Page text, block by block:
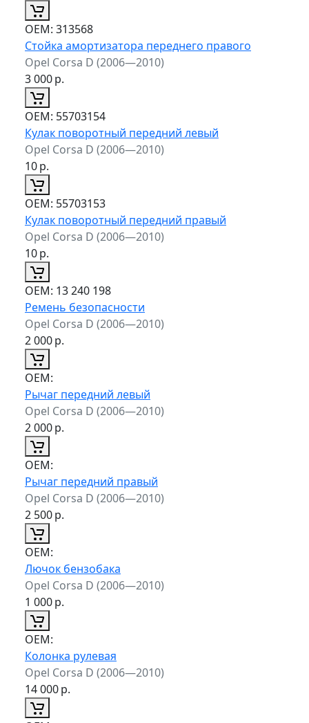
ОЕМ: 313568
Стойка амортизатора переднего правого
Opel Corsa D (2006—2010)
3 000р.
ОЕМ: 55703154
Кулак поворотный передний левый
Opel Corsa D (2006—2010)
10р.
ОЕМ: 55703153
Кулак поворотный передний правый
Opel Corsa D (2006—2010)
10р.
ОЕМ: 13 240 198
Ремень безопасности
Opel Corsa D (2006—2010)
2 000р.
ОЕМ:
Рычаг передний левый
Opel Corsa D (2006—2010)
2 000р.
ОЕМ:
Рычаг передний правый
Opel Corsa D (2006—2010)
2 500р.
ОЕМ:
Лючок бензобака
Opel Corsa D (2006—2010)
1 000р.
ОЕМ:
Колонка рулевая
Opel Corsa D (2006—2010)
14 000р.